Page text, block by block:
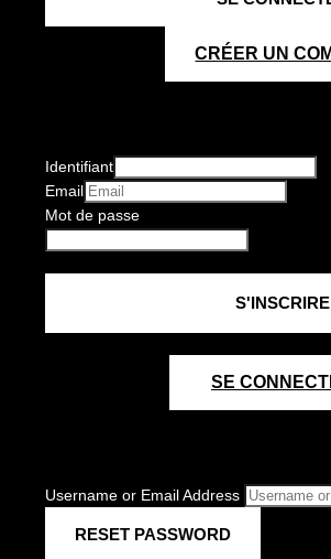
CRÉER UN
Identifiant
Email
Mot de passe
SE
Username or Email Address